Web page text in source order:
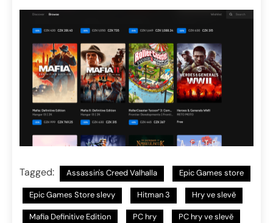
Tagged: Assassin's Creed Valhalla Epic Games store
Epic Games Store slevy Hitman 3 Hry ve slevě
Mafia Definitive Edition PC hry PC hry ve slevě